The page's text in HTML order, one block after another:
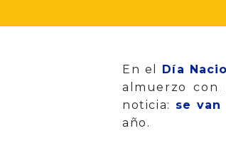
En el Día
almuerzo con
noticia: se
año.